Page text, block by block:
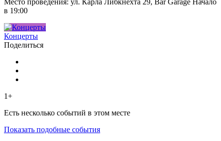
в 19:00
Концерты
Поделиться
1+
Есть несколько событий в этом месте
Показать подобные события